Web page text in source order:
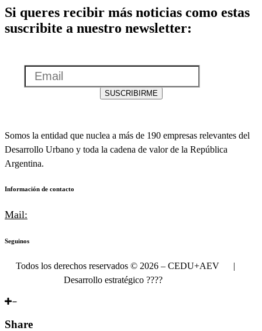
Si queres recibir más noticias como estas
suscribite a nuestro newsletter:
SUSCRIBIRME
Somos la entidad que nuclea a más de 190 empresas relevantes del
Desarrollo Urbano y toda la cadena de valor de la República
Argentina.
Información de contacto
Mail:
Seguinos
Todos los derechos reservados © 2026 – CEDU+AEV |
Desarrollo estratégico ????
Share